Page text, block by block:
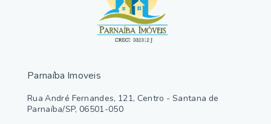
Parnaíba Imoveis
Rua André Fernandes, 121, Centro - Santana de
Parnaíba/SP, 06501-050